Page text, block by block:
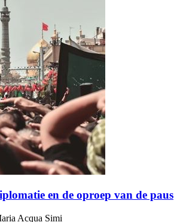
en de oproep van de paus
Acqua Simi